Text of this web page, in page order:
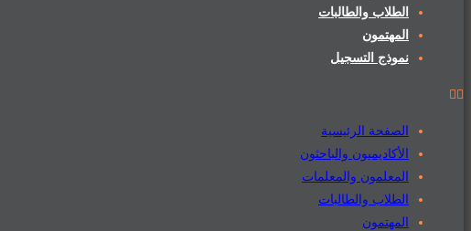
الطلاب والطالبات
المهتمون
نموذج التسجيل
الصفحة الرئيسية
الأكاديميون والباحثون
المعلمون والمعلمات
الطلاب والطالبات
المهتمون